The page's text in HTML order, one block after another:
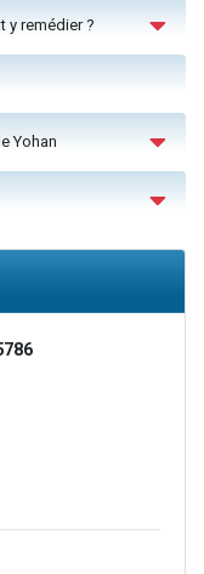
y remédier ?
Yohan